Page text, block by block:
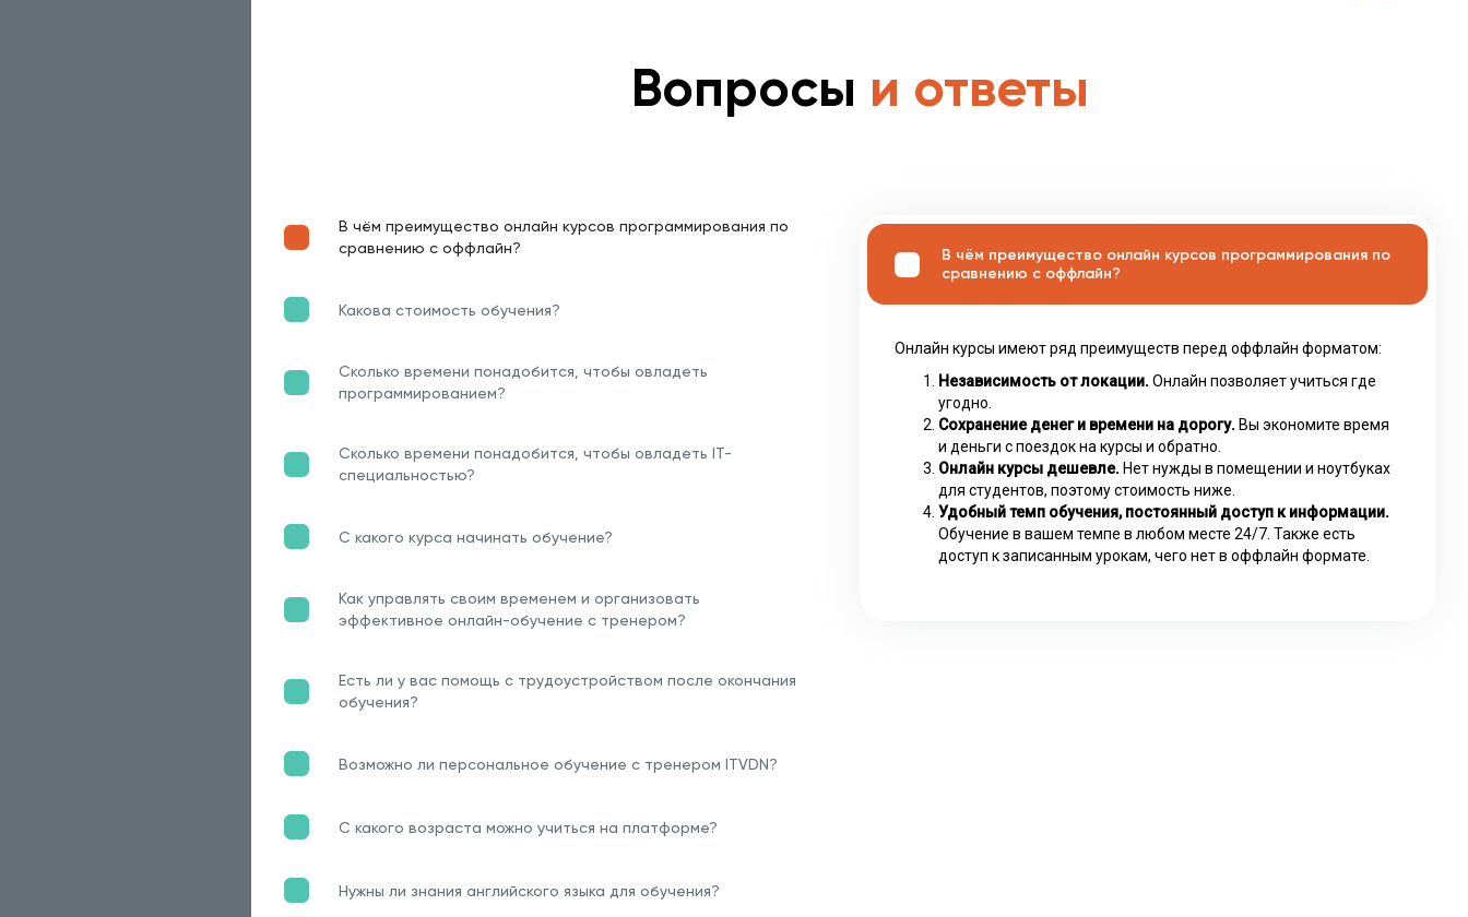
Вопросы и ответы
В чём преимущество онлайн курсов программирования по
сравнению с оффлайн?
Какова стоимость обучения?
Сколько времени понадобится, чтобы овладеть
программированием?
Сколько времени понадобится, чтобы овладеть IT-
специальностью?
С какого курса начинать обучение?
Как управлять своим временем и организовать
эффективное онлайн-обучение с тренером?
Есть ли у вас помощь с трудоустройством после окончания
обучения?
Возможно ли персональное обучение с тренером ITVDN?
С какого возраста можно учиться на платформе?
Нужны ли знания английского языка для обучения?
В чём преимущество онлайн курсов программирования по
сравнению с оффлайн?
Онлайн курсы имеют ряд преимуществ перед оффлайн форматом:
Независимость от локации. Онлайн позволяет учиться где
угодно.
Сохранение денег и времени на дорогу. Вы экономите время
и деньги с поездок на курсы и обратно.
Онлайн курсы дешевле. Нет нужды в помещении и ноутбуках
для студентов, поэтому стоимость ниже.
Удобный темп обучения, постоянный доступ к информации.
Обучение в вашем темпе в любом месте 24/7. Также есть
доступ к записанным урокам, чего нет в оффлайн формате.